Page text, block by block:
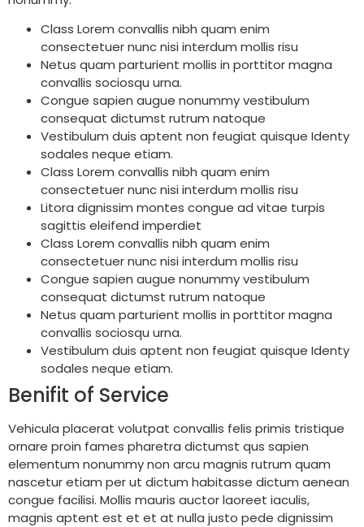
Class Lorem convallis nibh quam enim
consectetuer nunc nisi interdum mollis risu
Netus quam parturient mollis in porttitor magna
convallis sociosqu urna.
Congue sapien augue nonummy vestibulum
consequat dictumst rutrum natoque
Vestibulum duis aptent non feugiat quisque Identy
sodales neque etiam.
Class Lorem convallis nibh quam enim
consectetuer nunc nisi interdum mollis risu
Litora dignissim montes congue ad vitae turpis
sagittis eleifend imperdiet
Class Lorem convallis nibh quam enim
consectetuer nunc nisi interdum mollis risu
Congue sapien augue nonummy vestibulum
consequat dictumst rutrum natoque
Netus quam parturient mollis in porttitor magna
convallis sociosqu urna.
Vestibulum duis aptent non feugiat quisque Identy
sodales neque etiam.
Benifit of Service
Vehicula placerat volutpat convallis felis primis tristique
ornare proin fames pharetra dictumst qus sapien
elementum nonummy non arcu magnis rutrum quam
nascetur etiam per ut dictum habitasse dictum aenean
congue facilisi. Mollis mauris auctor laoreet iaculis,
magnis aptent est et et at nulla justo pede dignissim